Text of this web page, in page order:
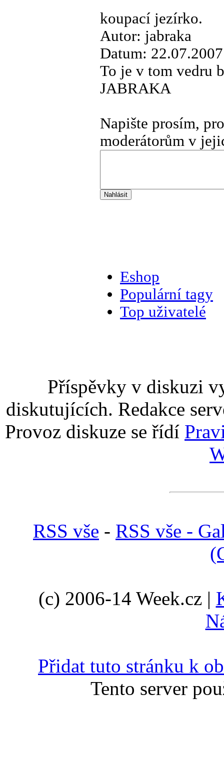
koupací jezírko.
Autor: jabraka
Datum:
To je v tom vedru
JABRAKA
Napište prosím,
moderátorům v
Eshop
Populární tagy
Top uživatelé
Příspěvky v diskuzi
diskutujících. Redakce
Provoz diskuze se řídí
RSS vše - RSS vše -
(c) 2006-14 Week.cz |
Přidat tuto stránku k
Tento server